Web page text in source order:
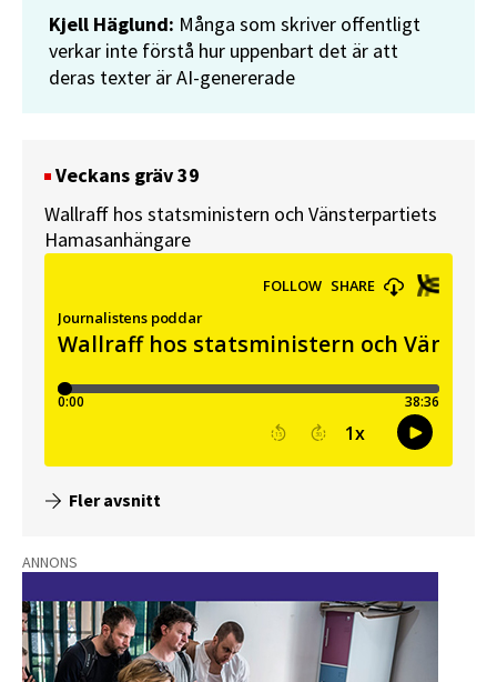
Kjell Häglund: Många som skriver offentligt
verkar inte förstå hur uppenbart det är att
deras texter är AI-genererade
Veckans gräv 39
Wallraff hos statsministern och Vänsterpartiets
Hamasanhängare
Fler avsnitt
ANNONS